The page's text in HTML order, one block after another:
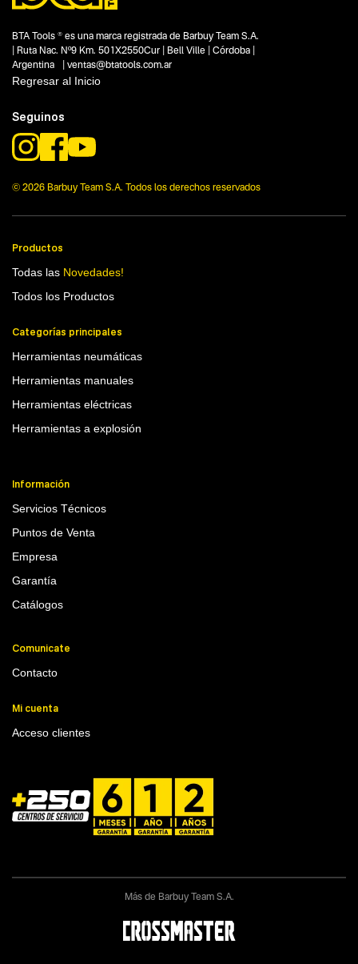
Capacidad
No items found.
Funcion o uso
15 mm
Tecnologia
No items found.
BTA Tools ® es una marca registrada de Barbuy Team S.A.
| Ruta Nac. Nº9 Km. 501X2550Cur | Bell Ville | Córdoba |
Argentina | ventas@btatools.com.ar
Regresar al Inicio
Seguinos
© 2026 Barbuy Team S.A. Todos los derechos reservados
Productos
Todas las Novedades!
Todos los Productos
Categorías principales
Herramientas neumáticas
Herramientas manuales
Herramientas eléctricas
Herramientas a explosión
Información
Servicios Técnicos
Puntos de Venta
Empresa
Garantía
Catálogos
Comunicate
Contacto
Mi cuenta
Acceso clientes
Más de Barbuy Team S.A.